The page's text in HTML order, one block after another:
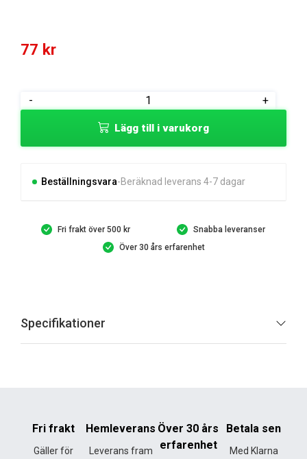
77 kr
-
BOLT
+
Lägg till i varukorg
Beställningsvara Beräknad leverans 4-7 dagar
Fri frakt över 500 kr
Snabba leveranser
Över 30 års erfarenhet
Specifikationer
Fri frakt
Gäller för
Hemleverans
Leverans fram
Över 30 års
erfarenhet
Betala sen
Med Klarna